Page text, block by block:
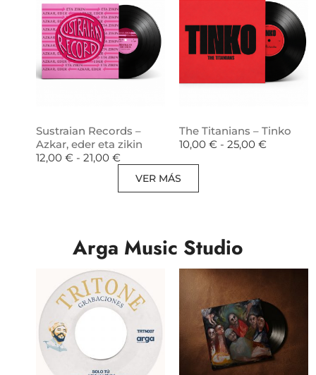
Sustraian Records –
Azkar, eder eta zikin
12,00 € - 21,00 €
The Titanians – Tinko
10,00 € - 25,00 €
VER MÁS
Arga Music Studio